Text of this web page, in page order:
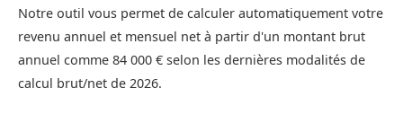
Notre outil vous permet de calculer automatiquement votre
revenu annuel et mensuel net à partir d'un montant brut
annuel comme 84 000 € selon les dernières modalités de
calcul brut/net de 2026.